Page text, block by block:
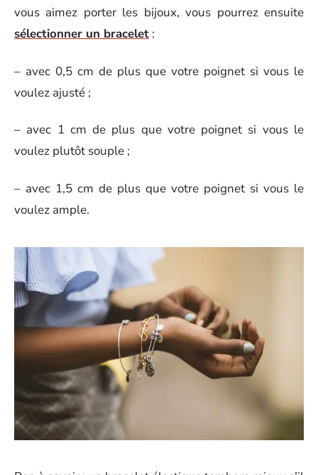
vous aimez porter les bijoux, vous pourrez ensuite
sélectionner un bracelet :
– avec 0,5 cm de plus que votre poignet si vous le
voulez ajusté ;
– avec 1 cm de plus que votre poignet si vous le
voulez plutôt souple ;
– avec 1,5 cm de plus que votre poignet si vous le
voulez ample.